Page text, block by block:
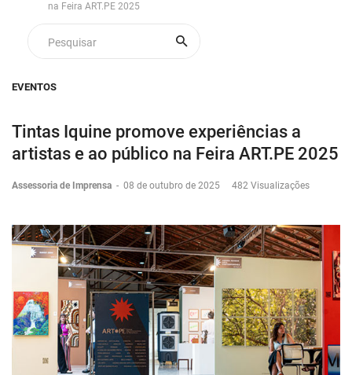
na Feira ART.PE 2025
EVENTOS
Tintas Iquine promove experiências a
artistas e ao público na Feira ART.PE 2025
Assessoria de Imprensa - 08 de outubro de 2025 482 Visualizações